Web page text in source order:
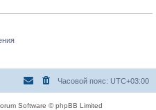
Часовой пояс: UTC+03:00
Software © phpBB Limited